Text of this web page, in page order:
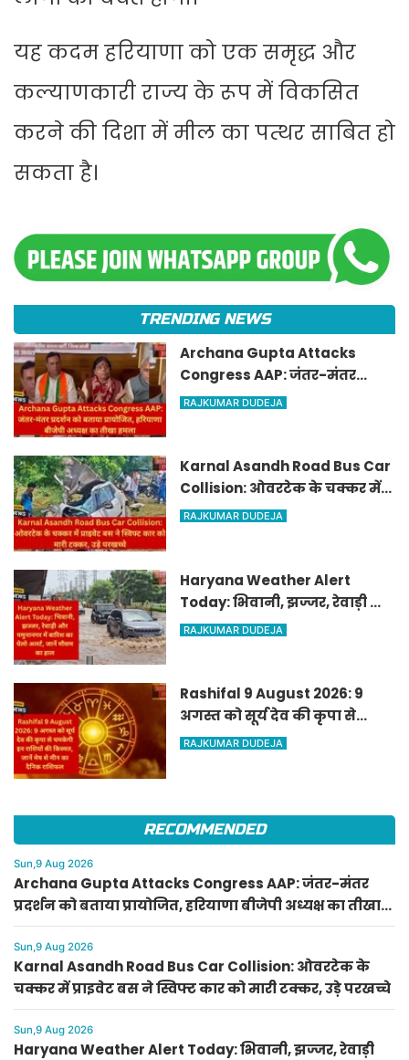
यह कदम हरियाणा को एक समृद्ध और
कल्याणकारी राज्य के रूप में विकसित
करने की दिशा में मील का पत्थर साबित हो
सकता है।
TRENDING NEWS
Archana Gupta Attacks
Congress AAP: जंतर-मंतर
प्रदर्शन को बताया प्रायोजित,
RAJKUMAR DUDEJA
Karnal Asandh Road Bus Car
Collision: ओवरटेक के चक्कर में
प्राइवेट बस ने स्विफ्ट कार को मारी
RAJKUMAR DUDEJA
Haryana Weather Alert
Today: भिवानी, झज्जर, रेवाड़ी और
यमुनानगर में बारिश का येलो
RAJKUMAR DUDEJA
Rashifal 9 August 2026: 9
अगस्त को सूर्य देव की कृपा से
चमकेगी इन राशियों की किस्मत,
RAJKUMAR DUDEJA
RECOMMENDED
Sun,9 Aug 2026
Archana Gupta Attacks Congress AAP: जंतर-मंतर
प्रदर्शन को बताया प्रायोजित, हरियाणा बीजेपी अध्यक्ष का तीखा
हमला
Sun,9 Aug 2026
Karnal Asandh Road Bus Car Collision: ओवरटेक के
चक्कर में प्राइवेट बस ने स्विफ्ट कार को मारी टक्कर, उड़े परखच्चे
Sun,9 Aug 2026
Haryana Weather Alert Today: भिवानी, झज्जर, रेवाड़ी